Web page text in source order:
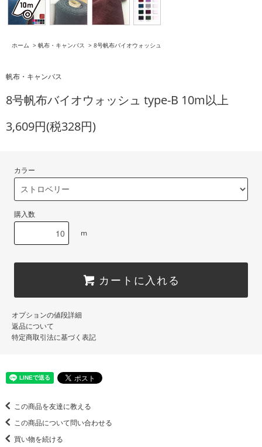
ホーム > 帆布・キャンバス > 8号帆布バイオウォッシュ
帆布・キャンバス
8号帆布バイオウォッシュ type-B 10m以上
3,609円(税328円)
カラー
購入数
m
カートに入れる
オプションの値段詳細
返品について
特定商取引法に基づく表記
この商品を友達に教える
この商品について問い合わせる
買い物を続ける